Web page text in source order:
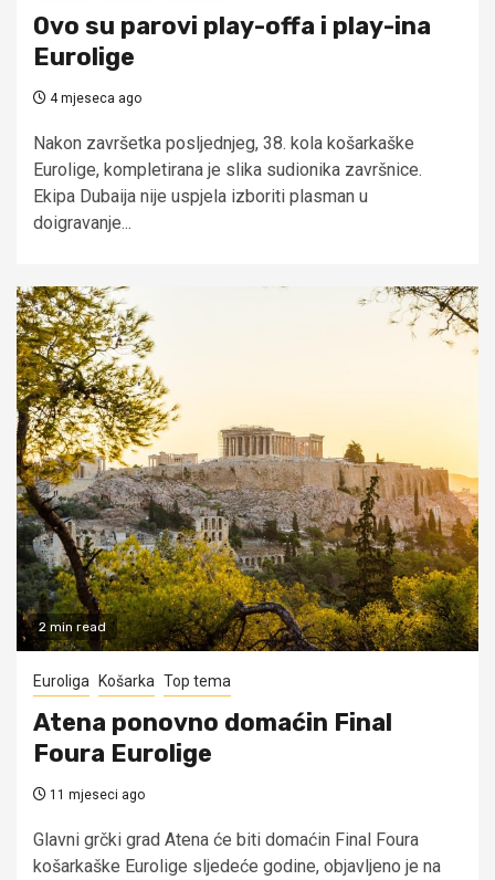
Ovo su parovi play-offa i play-ina
Eurolige
4 mjeseca ago
Nakon završetka posljednjeg, 38. kola košarkaške
Eurolige, kompletirana je slika sudionika završnice.
Ekipa Dubaija nije uspjela izboriti plasman u
doigravanje...
2 min read
Euroliga Košarka Top tema
Atena ponovno domaćin Final
Foura Eurolige
11 mjeseci ago
Glavni grčki grad Atena će biti domaćin Final Foura
košarkaške Eurolige sljedeće godine, objavljeno je na